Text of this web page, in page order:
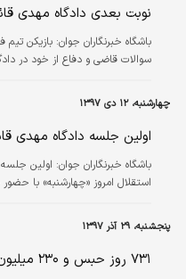
نوبت بعدی دادگاه
باشگاه خبرنگاران جوان: بازیکن تیم
سوالات قاضی و دفاع از خود در
چهارشنبه، ۱۲ دی ۱۳۹۷
اولین جلسه دادگاه مهدی
باشگاه خبرنگاران جوان: اولین
استقلال امروز «چهارشنبه» با حضور
پنجشنبه، ۲۹ آذر ۱۳۹۷
۷۳۱ روز حبس و ۲۳۰ میلیون دیه برای ستاره استقلال